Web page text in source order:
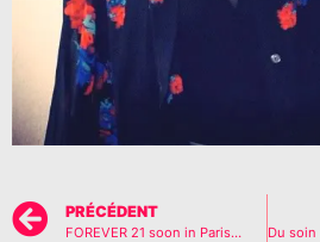
PRÉCÉDENT
FOREVER 21 soon in Paris…